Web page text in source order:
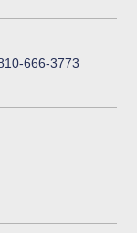
666-3773